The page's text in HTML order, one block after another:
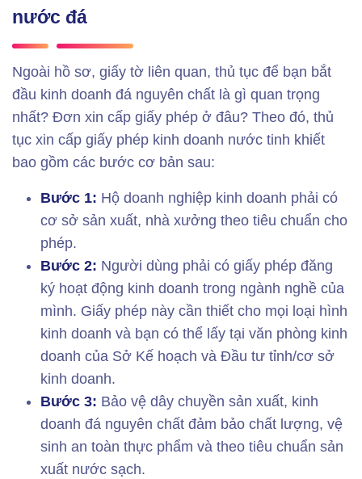
nước đá
Ngoài hồ sơ, giấy tờ liên quan, thủ tục để bạn bắt
đầu kinh doanh đá nguyên chất là gì quan trọng
nhất? Đơn xin cấp giấy phép ở đâu? Theo đó, thủ
tục xin cấp giấy phép kinh doanh nước tinh khiết
bao gồm các bước cơ bản sau:
Bước 1: Hộ doanh nghiệp kinh doanh phải có
cơ sở sản xuất, nhà xưởng theo tiêu chuẩn cho
phép.
Bước 2: Người dùng phải có giấy phép đăng
ký hoạt động kinh doanh trong ngành nghề của
mình. Giấy phép này cần thiết cho mọi loại hình
kinh doanh và bạn có thể lấy tại văn phòng kinh
doanh của Sở Kế hoạch và Đầu tư tỉnh/cơ sở
kinh doanh.
Bước 3: Bảo vệ dây chuyền sản xuất, kinh
doanh đá nguyên chất đảm bảo chất lượng, vệ
sinh an toàn thực phẩm và theo tiêu chuẩn sản
xuất nước sạch.